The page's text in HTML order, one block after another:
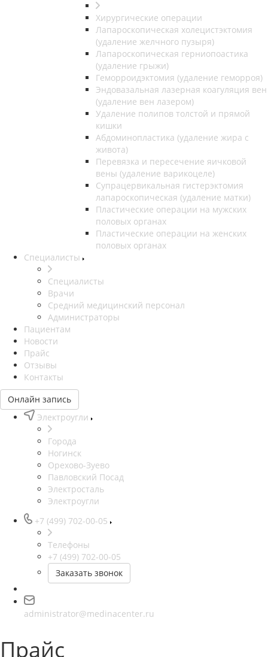
Хирургические операции
Лапароскопическая холецистэктомия
(удаление желчного пузыря)
Лапароскопическая герниопоастика
(удаление грыжи)
Геморроидэктомия (удаление геморроя)
Эндовазальная лазерная коагуляция вен
(удаление вен лазером)
Удаление полипов толстой и прямой
кишки
Абдоминопластика (удаление жира с
живота)
Перевязка и пересечение яичковой
вены (удаление варикоцеле)
Супрацервикальная гистерэктомия
лапароскопическая (удаление матки)
Пластические операции на мужских
половых органах
Пластические операции на женских
половых органах
Специалисты
Специалисты
Врачи
Средний медицинский персонал
Администраторы
Пациентам
Новости
Прайс
Отзывы
Контакты
Онлайн запись
Электроугли
Города
Ногинск
Орехово-Зуево
Павловский Посад
Электросталь
Электроугли
+7 (499) 702-00-05
Телефоны
+7 (499) 702-00-05
Заказать звонок
administrator@medinacenter.ru
Прайс